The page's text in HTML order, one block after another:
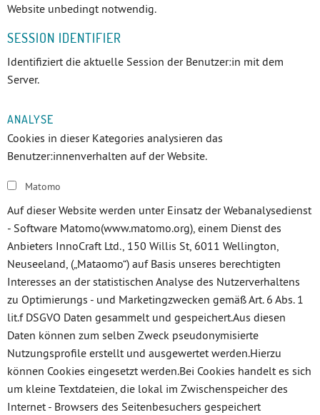
Website unbedingt notwendig.
SESSION IDENTIFIER
Identifiziert die aktuelle Session der Benutzer:in mit dem
Server.
ANALYSE
Cookies in dieser Kategories analysieren das
Benutzer:innenverhalten auf der Website.
Matomo
Auf dieser Website werden unter Einsatz der Webanalysedienst
- Software Matomo(www.matomo.org), einem Dienst des
Anbieters InnoCraft Ltd., 150 Willis St, 6011 Wellington,
Neuseeland, („Mataomo“) auf Basis unseres berechtigten
Interesses an der statistischen Analyse des Nutzerverhaltens
zu Optimierungs - und Marketingzwecken gemäß Art. 6 Abs. 1
lit.f DSGVO Daten gesammelt und gespeichert.Aus diesen
Daten können zum selben Zweck pseudonymisierte
Nutzungsprofile erstellt und ausgewertet werden.Hierzu
können Cookies eingesetzt werden.Bei Cookies handelt es sich
um kleine Textdateien, die lokal im Zwischenspeicher des
Internet - Browsers des Seitenbesuchers gespeichert